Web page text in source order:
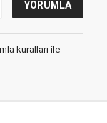
kuralları ile